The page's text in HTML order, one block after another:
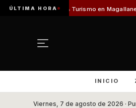
ÚLTIMA HORA
Turismo en Magallanes proyecta su
INICIO
Viernes, 7 de agosto de 2026 ·